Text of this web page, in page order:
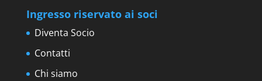
Ingresso riservato ai soci
Diventa Socio
Contatti
Chi siamo